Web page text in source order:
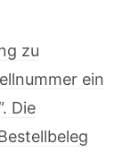
zu
ein
Die